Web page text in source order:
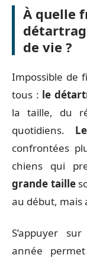
À quelle
de vie ?
Impossible de
tous : le
la taille, du
quotidiens.
confrontées
chiens qui
grande taille
au début, mais
S’appuyer
année